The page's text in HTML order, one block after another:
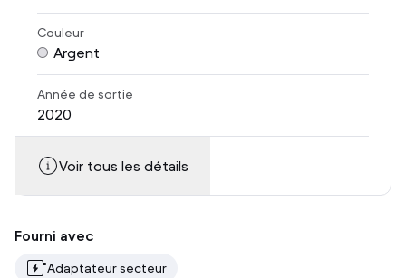
Couleur
Argent
Année de sortie
2020
Voir tous les détails
Fourni avec
Adaptateur secteur